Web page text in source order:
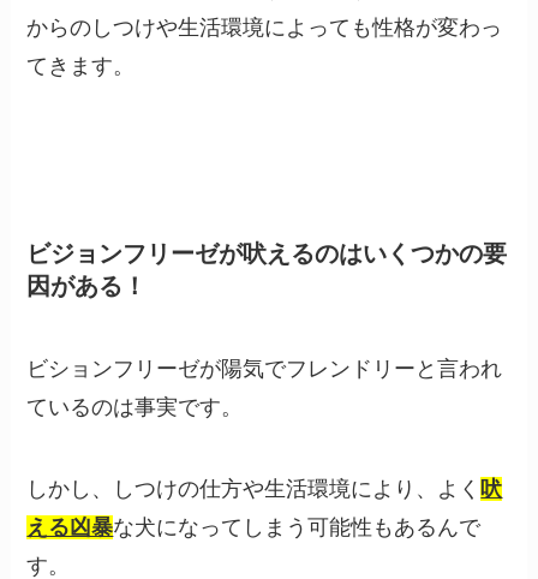
からのしつけや生活環境によっても性格が変わっ
てきます。
ビジョンフリーゼが吠えるのはいくつかの要
因がある！
ビションフリーゼが陽気でフレンドリーと言われ
ているのは事実です。
しかし、しつけの仕方や生活環境により、よく 吠
える凶暴な犬になってしまう可能性もあるんで
す。